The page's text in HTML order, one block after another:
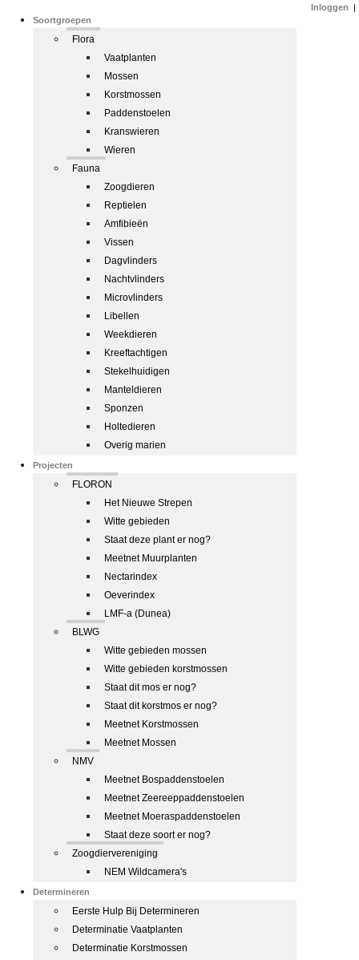
Soortgroepen
Flora
Vaatplanten
Mossen
Korstmossen
Paddenstoelen
Kranswieren
Wieren
Fauna
Zoogdieren
Reptielen
Amfibieën
Vissen
Dagvlinders
Nachtvlinders
Microvlinders
Libellen
Weekdieren
Kreeftachtigen
Stekelhuidigen
Manteldieren
Sponzen
Holtedieren
Overig marien
Projecten
FLORON
Het Nieuwe Strepen
Witte gebieden
Staat deze plant er nog?
Meetnet Muurplanten
Nectarindex
Oeverindex
LMF-a (Dunea)
BLWG
Witte gebieden mossen
Witte gebieden korstmossen
Staat dit mos er nog?
Staat dit korstmos er nog?
Meetnet Korstmossen
Meetnet Mossen
NMV
Meetnet Bospaddenstoelen
Meetnet Zeereeppaddenstoelen
Meetnet Moeraspaddenstoelen
Staat deze soort er nog?
Zoogdiervereniging
NEM Wildcamera's
Determineren
Eerste Hulp Bij Determineren
Determinatie Vaatplanten
Determinatie Korstmossen
Inloggen |